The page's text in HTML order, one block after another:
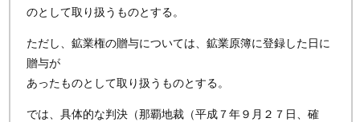
のとして取り扱うものとする。
ただし、鉱業権の贈与については、鉱業原簿に登録した日に
贈与が
あったものとして取り扱うものとする。
では、具体的な判決（那覇地裁（平成７年９月２７日、確